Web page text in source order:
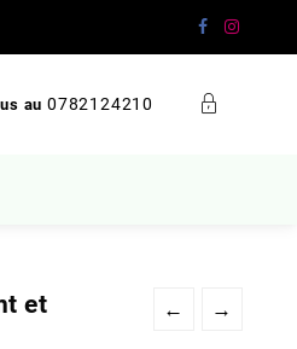
au 0782124210
← →
et